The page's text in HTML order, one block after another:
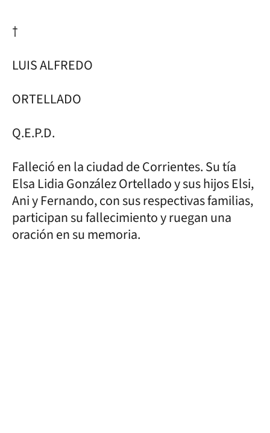
†
LUIS ALFREDO
ORTELLADO
Q.E.P.D.
Falleció en la ciudad de Corrientes. Su tía
Elsa Lidia González Ortellado y sus hijos Elsi,
Ani y Fernando, con sus respectivas familias,
participan su fallecimiento y ruegan una
oración en su memoria.